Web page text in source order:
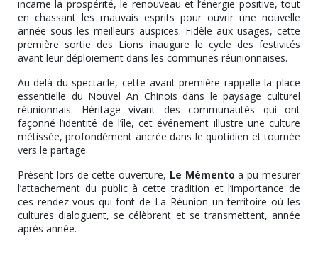
incarne la prospérité, le renouveau et l’énergie positive, tout
en chassant les mauvais esprits pour ouvrir une nouvelle
année sous les meilleurs auspices. Fidèle aux usages, cette
première sortie des Lions inaugure le cycle des festivités
avant leur déploiement dans les communes réunionnaises.
Au-delà du spectacle, cette avant-première rappelle la place
essentielle du Nouvel An Chinois dans le paysage culturel
réunionnais. Héritage vivant des communautés qui ont
façonné l’identité de l’île, cet événement illustre une culture
métissée, profondément ancrée dans le quotidien et tournée
vers le partage.
Présent lors de cette ouverture, Le Mémento a pu mesurer
l’attachement du public à cette tradition et l’importance de
ces rendez-vous qui font de La Réunion un territoire où les
cultures dialoguent, se célèbrent et se transmettent, année
après année.